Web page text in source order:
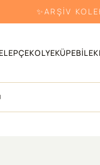
✨ARŞİV
KOLYEKÜPE